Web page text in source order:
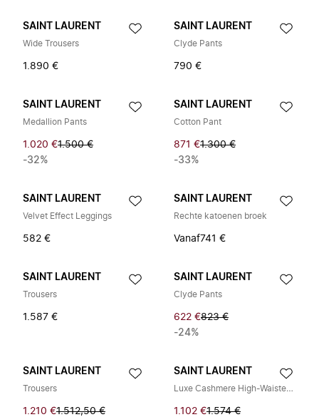
SAINT LAURENT
Wide Trousers
1.890 €
SAINT LAURENT
Clyde Pants
790 €
SAINT LAURENT
Medallion Pants
1.020 €1.500 €
-32%
SAINT LAURENT
Cotton Pant
871 €1.300 €
-33%
SAINT LAURENT
Velvet Effect Leggings
582 €
SAINT LAURENT
Rechte katoenen broek
Vanaf741 €
SAINT LAURENT
Trousers
1.587 €
SAINT LAURENT
Clyde Pants
622 €823 €
-24%
SAINT LAURENT
Trousers
1.210 €1.512,50 €
SAINT LAURENT
Luxe Cashmere High-Waisted Leggings
1.102 €1.574 €